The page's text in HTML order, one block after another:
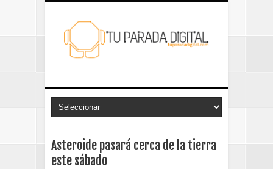
Asteroide pasará cerca de la tierra
este sábado